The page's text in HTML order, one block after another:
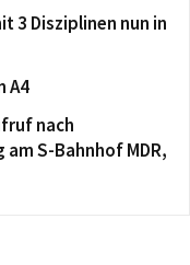
3 Disziplinen nun in
A4
nach
S-Bahnhof MDR,